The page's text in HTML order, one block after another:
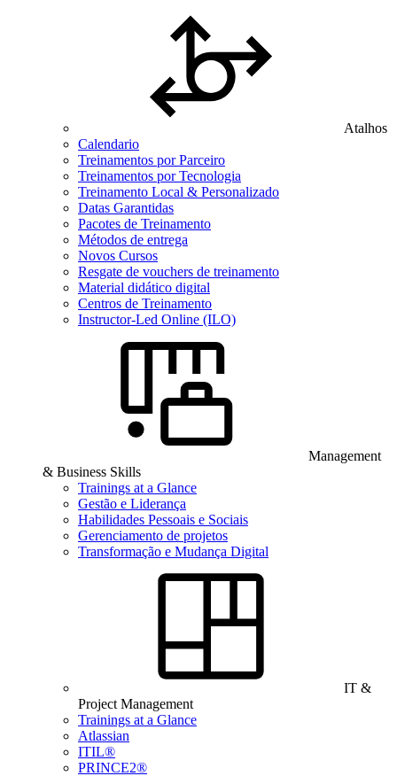
Atalhos
Calendario
Treinamentos por Parceiro
Treinamentos por Tecnologia
Treinamento Local & Personalizado
Datas Garantidas
Pacotes de Treinamento
Métodos de entrega
Novos Cursos
Resgate de vouchers de treinamento
Material didático digital
Centros de Treinamento
Instructor-Led Online (ILO)
Management
& Business Skills
Trainings at a Glance
Gestão e Liderança
Habilidades Pessoais e Sociais
Gerenciamento de projetos
Transformação e Mudança Digital
IT &
Project Management
Trainings at a Glance
Atlassian
ITIL®
PRINCE2®